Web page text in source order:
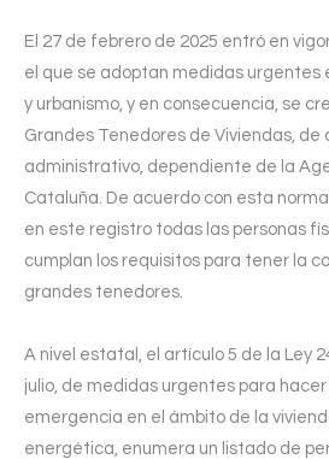
El 27 de febrero de 2025 entró en
el que se adoptan medidas urgentes
y urbanismo, y en consecuencia, se
Grandes Tenedores de Viviendas,
administrativo, dependiente de la
Cataluña. De acuerdo con esta
en este registro todas las personas
cumplan los requisitos para tener la
grandes tenedores.
A nivel estatal, el artículo 5 de la Ley
julio, de medidas urgentes para
emergencia en el ámbito de la
energética, enumera un listado de